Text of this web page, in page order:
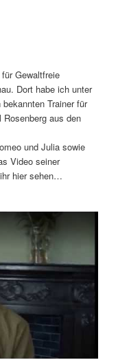
Gewaltfreie
Dort habe ich unter
Trainer für
aus den
und Julia sowie
Video seiner
hier sehen…